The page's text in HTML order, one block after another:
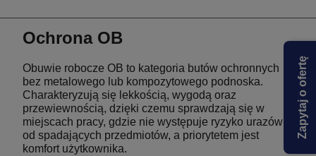
Ochrona OB
Obuwie robocze OB to kategoria butów ochronnych
bez metalowego lub kompozytowego podnoska.
Charakteryzują się lekkością, wygodą oraz
przewiewnością, dzięki czemu sprawdzają się w
miejscach pracy, gdzie nie występuje ryzyko urazów
od spadających przedmiotów, a priorytetem jest
komfort użytkownika.
Zapytaj o ofertę